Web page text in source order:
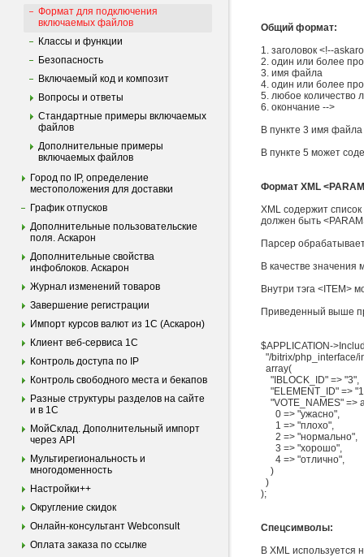
Формат для подключения
включаемых файлов
Классы и функции
Безопасность
Включаемый код и композит
Вопросы и ответы
Стандартные примеры включаемых
файлов
Дополнительные примеры
включаемых файлов
Город по IP, определение
местоположения для доставки
График отпусков
Дополнительные пользовательские
поля. Аскарон
Дополнительные свойства
инфоблоков. Аскарон
Журнал изменений товаров
Завершение регистрации
Импорт курсов валют из 1С (Аскарон)
Клиент веб-сервиса 1С
Контроль доступа по IP
Контроль свободного места и бекапов
Разные структуры разделов на сайте
и в 1С
МойСклад. Дополнительный импорт
через API
Мультирегиональность и
многодоменность
Настройки++
Округление скидок
Онлайн-консультант Webconsult
Оплата заказа по ссылке
Общий формат:
1. заголовок <!--
2. один или более
3. имя файла
4. один или более
5. любое количество
6. окончание -->
В пункте 3 имя
В пункте 5 может
Формат XML
XML содержит
должен быть
Парсер
В качестве значения
Внутри тэга <ITEM>
Приведенный выше
$APPLICATION-
"/bitrix/php_interface/
array(
"IBLOCK_ID" => "3",
"ELEMENT_ID" =>
"VOTE_NAMES" =>
0 => "ужасно",
1 => "плохо",
2 => "нормально",
3 => "хорошо",
4 => "отлично",
)
)
);
Спецсимволы:
В XML используется